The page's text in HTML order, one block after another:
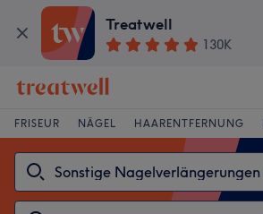
Treatwell
130K
FRISEUR NÄGEL HAARENTFERNUNG